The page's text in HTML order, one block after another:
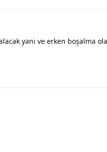
yani ve erken boşalma